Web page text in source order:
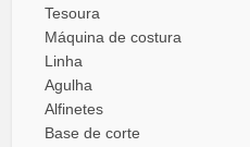
Tesoura
Máquina de costura
Linha
Agulha
Alfinetes
Base de corte